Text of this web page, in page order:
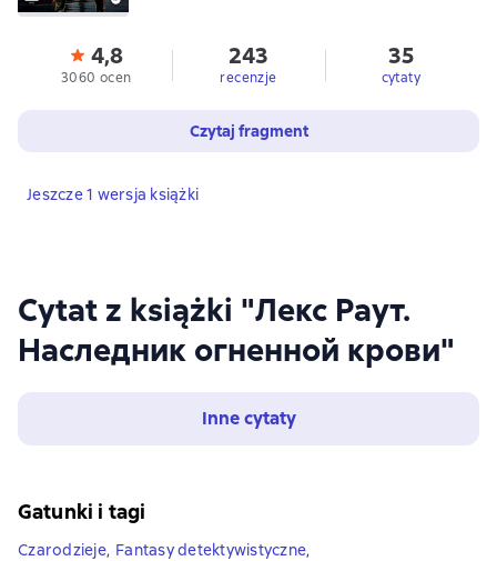
Cytat z książki "Лекс Раут.
Наследник огненной крови"
Inne cytaty
4,8
3060 ocen
243
recenzje
35
cytaty
Czytaj fragment
Jeszcze 1 wersja książki
Gatunki i tagi
Czarodzieje, Fantasy detektywistyczne,